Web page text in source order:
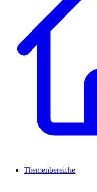
Themenbereiche